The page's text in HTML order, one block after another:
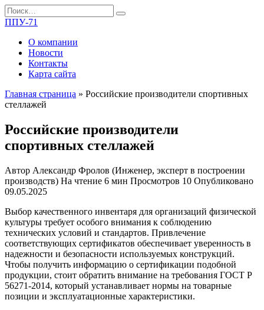
Перейти
к
Search
for:
ППУ-71
О компании
Новости
Контакты
Карта сайта
Главная страница » Российские производители спортивных
стеллажей
Российские производители
спортивных стеллажей
Автор Александр Фролов (Инженер, эксперт в построении
производств) На чтение 6 мин Просмотров 10 Опубликовано
09.05.2025
Выбор качественного инвентаря для организаций физической
культуры требует особого внимания к соблюдению
технических условий и стандартов. Привлечение
соответствующих сертификатов обеспечивает уверенность в
надежности и безопасности используемых конструкций.
Чтобы получить информацию о сертификации подобной
продукции, стоит обратить внимание на требования ГОСТ Р
56271-2014, который устанавливает нормы на товарные
позиции и эксплуатационные характеристики.